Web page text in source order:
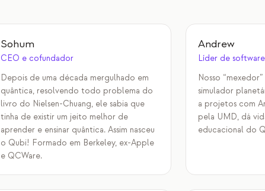
Sohum
CEO e cofundador
Depois de uma década mergulhado em
quântica, resolvendo todo problema do
livro do Nielsen-Chuang, ele sabia que
tinha de existir um jeito melhor de
aprender e ensinar quântica. Assim nasceu
o Qubi! Formado em Berkeley, ex-Apple
e QCWare.
Andrew
Líder de
Nosso
simulador
a projetos com
pela UMD, dá
educacional do